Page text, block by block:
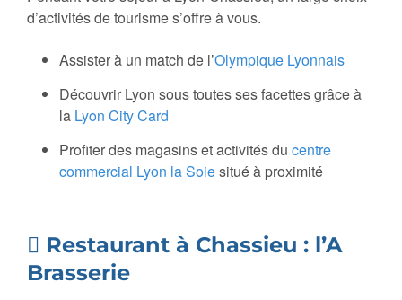
d’activités de tourisme s’offre à vous.
Assister à un match de l’Olympique Lyonnais
Découvrir Lyon sous toutes ses facettes grâce à
la Lyon City Card
Profiter des magasins et activités du centre
commercial Lyon la Soiesitué à proximité
Restaurant à Chassieu : l’A
Brasserie